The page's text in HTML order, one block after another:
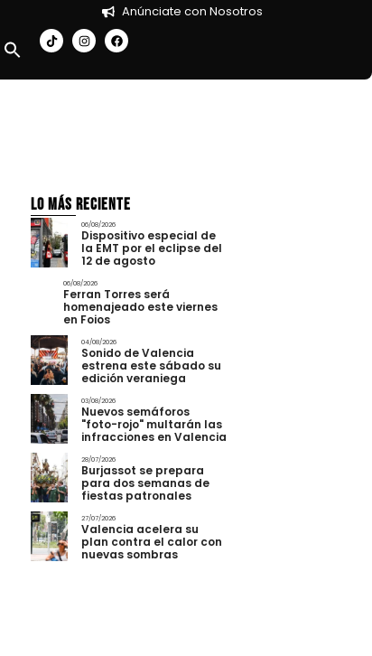
Anúnciate con Nosotros
Lo más Reciente
06/08/2026
Dispositivo especial de
la EMT por el eclipse del
12 de agosto
06/08/2026
Ferran Torres será
homenajeado este viernes
en Foios
04/08/2026
Sonido de Valencia
estrena este sábado su
edición veraniega
03/08/2026
Nuevos semáforos
"foto-rojo" multarán las
infracciones en Valencia
28/07/2026
Burjassot se prepara
para dos semanas de
fiestas patronales
27/07/2026
Valencia acelera su
plan contra el calor con
nuevas sombras